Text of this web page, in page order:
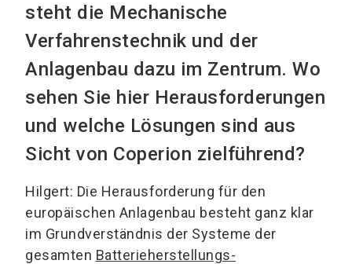
steht die Mechanische
Verfahrenstechnik und der
Anlagenbau dazu im Zentrum. Wo
sehen Sie hier Herausforderungen
und welche Lösungen sind aus
Sicht von Coperion zielführend?
Hilgert: Die Herausforderung für den
europäischen Anlagenbau besteht ganz klar
im Grundverständnis der Systeme der
gesamten Batterieherstellungs-